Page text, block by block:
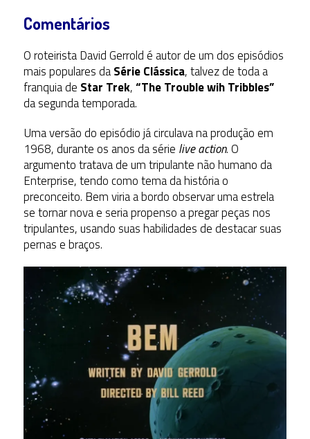
Comentários
O roteirista David Gerrold é autor de um dos episódios
mais populares daSérie Clássica, talvez de toda a
franquia de Star Trek,“The Trouble wih Tribbles”
da segunda temporada.
Uma versão do episódio já circulava na produção em
1968, durante os anos da série live action. O
argumento tratava de um tripulante não humano da
Enterprise, tendo como tema da história o
preconceito. Bem viria a bordo observar uma estrela
se tornar nova e seria propenso a pregar peças nos
tripulantes, usando suas habilidades de destacar suas
pernas e braços.